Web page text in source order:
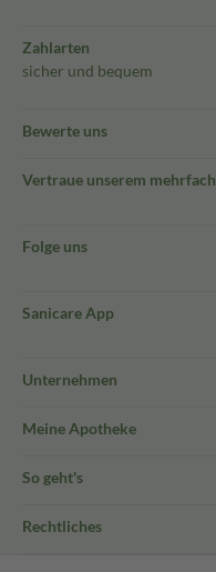
Zahlarten
sicher und bequem
Bewerte uns
Vertraue unserem
Folge uns
Sanicare App
Unternehmen
Meine Apotheke
So geht's
Rechtliches